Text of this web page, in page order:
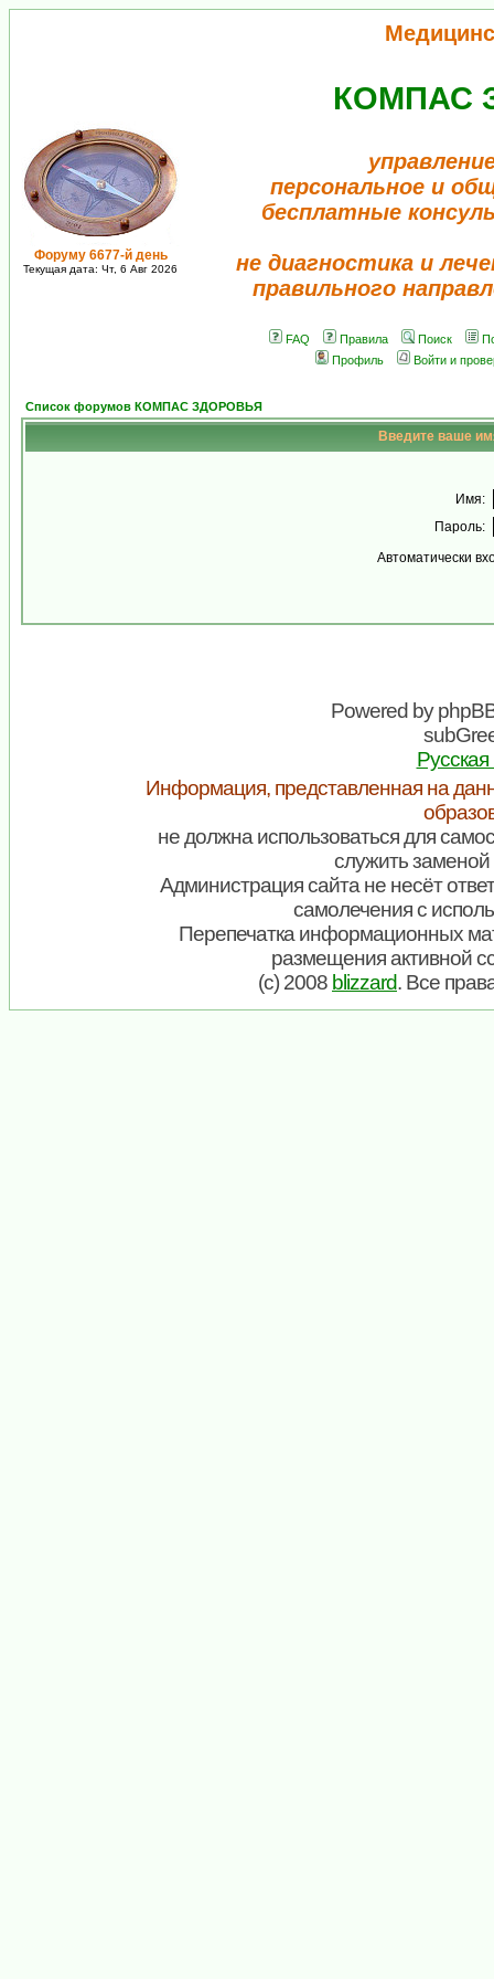
Форуму 6677-й день
Текущая дата: Чт, 6 Авг 2026
КОМПАС
персональное и
бесплатные
не диагностика и
правильного
FAQ Правила Поиск
Профиль
Войти и
Список форумов КОМПАС ЗДОРОВЬЯ
Введите ваше
Имя:
Пароль:
Автоматически
Powered by
Информация, представленная на
не должна использоваться для
служить заменой
Администрация сайта не несёт
самолечения с
Перепечатка информационных
размещения активной
(c) 2008 blizzard. Все